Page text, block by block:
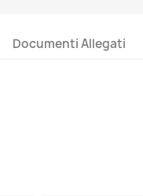
Documenti Allegati